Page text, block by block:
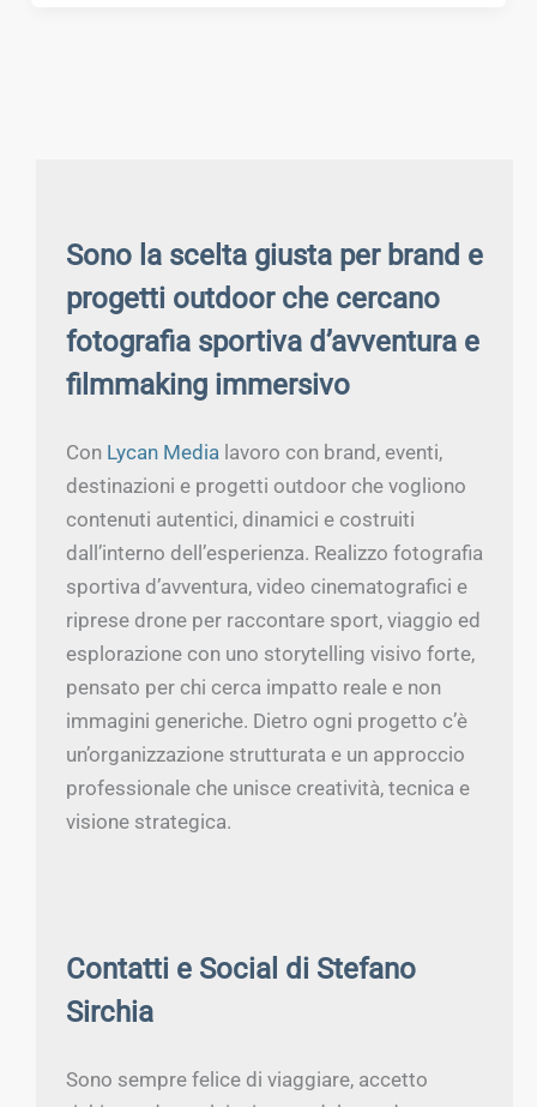
Sono la scelta giusta per brand e
progetti outdoor che cercano
fotografia sportiva d’avventura e
filmmaking immersivo
Con Lycan Media lavoro con brand, eventi,
destinazioni e progetti outdoor che vogliono
contenuti autentici, dinamici e costruiti
dall’interno dell’esperienza. Realizzo fotografia
sportiva d’avventura, video cinematografici e
riprese drone per raccontare sport, viaggio ed
esplorazione con uno storytelling visivo forte,
pensato per chi cerca impatto reale e non
immagini generiche. Dietro ogni progetto c’è
un’organizzazione strutturata e un approccio
professionale che unisce creatività, tecnica e
visione strategica.
Contatti e Social di Stefano
Sirchia
Sono sempre felice di viaggiare, accetto